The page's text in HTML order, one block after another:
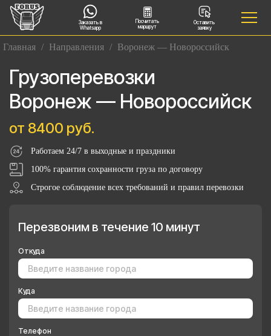
Заказать в
Whatsapp
Посчитать
маршрут
Оставить
заявку
Главная / Направления / Воронеж — Новороссийск
Грузоперевозки
Воронеж — Новороссийск
от 8400 руб.
Работаем 24/7 в выходные и праздники
100% гарантия сохранности груза по договору
Строгое соблюдение всех требований и правил перевозки
Перезвоним в течение 10 минут
Откуда
Куда
Телефон